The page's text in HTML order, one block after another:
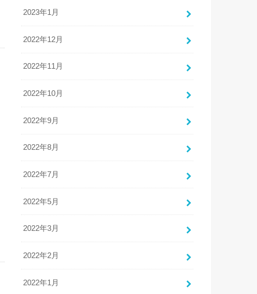
2023年1月
2022年12月
2022年11月
2022年10月
2022年9月
2022年8月
2022年7月
2022年5月
2022年3月
2022年2月
2022年1月